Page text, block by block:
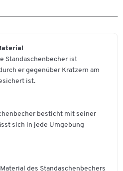
Standaschenbecher ist
er gegenüber Kratzern am
ist.
besticht mit seiner
sich in jede Umgebung
des Standaschenbechers